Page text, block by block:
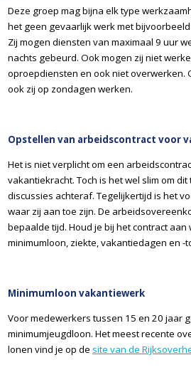
Deze groep mag bijna elk type
het geen gevaarlijk werk met
Zij mogen diensten van maximaal 9 uur
nachts gebeurd. Ook mogen zij niet
oproepdiensten en ook niet overwerken.
ook zij op zondagen werken.
Opstellen van arbeidscontract voor
Het is niet verplicht om een
vakantiekracht. Toch is het wel slim om
discussies achteraf. Tegelijkertijd is het
waar zij aan toe zijn. De
bepaalde tijd. Houd je bij het contract
minimumloon, ziekte, vakantiedagen en -
Minimumloon vakantiewerk
Voor medewerkers tussen 15 en 20 jaar
minimumjeugdloon. Het meest recente
lonen vind je op de site van de